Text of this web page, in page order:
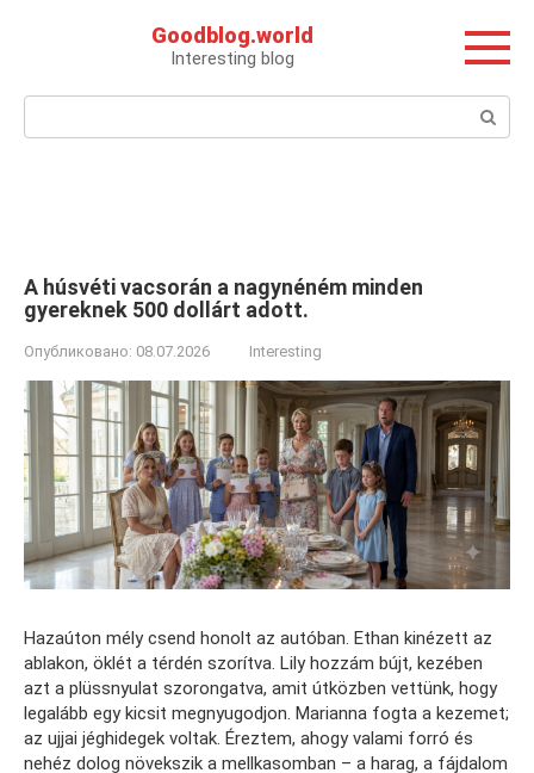
Goodblog.world
Interesting blog
Поиск:
A húsvéti vacsorán a nagynéném minden
gyereknek 500 dollárt adott.
Опубликовано: 08.07.2026 Interesting
Hazaúton mély csend honolt az autóban. Ethan kinézett az
ablakon, öklét a térdén szorítva. Lily hozzám bújt, kezében
azt a plüssnyulat szorongatva, amit útközben vettünk, hogy
legalább egy kicsit megnyugodjon. Marianna fogta a kezemet;
az ujjai jéghidegek voltak. Éreztem, ahogy valami forró és
nehéz dolog növekszik a mellkasomban – a harag, a fájdalom